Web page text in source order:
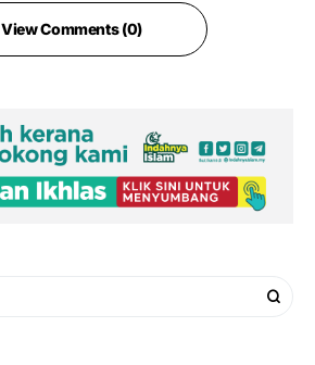
View Comments (0)